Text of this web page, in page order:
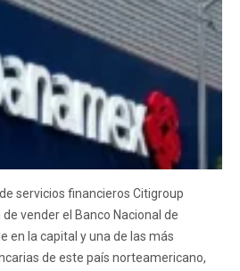
servicios financieros Citigroup
vender el Banco Nacional de
en la capital y una de las más
de este país norteamericano,